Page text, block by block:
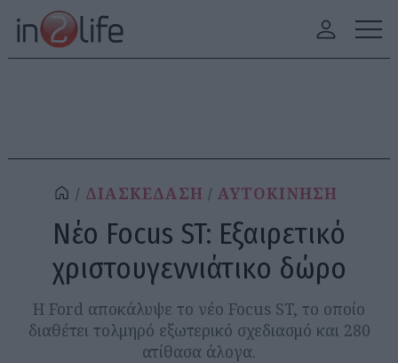
ΔΙΑΣΚΕΔΑΣΗ ΑΥΤΟΚΙΝΗΣΗ
Νέο Focus ST: Εξαιρετικό
χριστουγεννιάτικο δώρο
Η Ford αποκάλυψε το νέο Focus ST, το οποίο
διαθέτει τολμηρό εξωτερικό σχεδιασμό και 280
ατίθασα άλογα.